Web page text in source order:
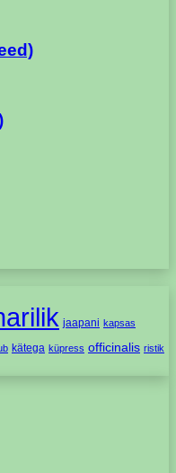
jaapani kapsas
kätega küpress officinalis ristik